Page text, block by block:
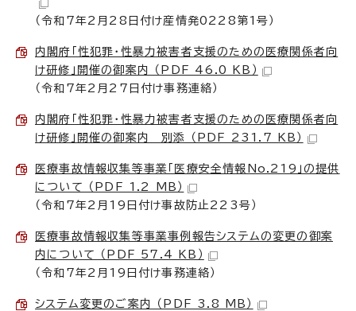
（令和7年2月28日付け産情発0228第1号）
内閣府「性犯罪・性暴力被害者支援のための医療関係者向
け研修」開催の御案内 （PDF 46.0 KB）
（令和7年2月27日付け事務連絡）
内閣府「性犯罪・性暴力被害者支援のための医療関係者向
け研修」開催の御案内 別添 （PDF 231.7 KB）
医療事故情報収集等事業「医療安全情報No.219」の提供
について （PDF 1.2 MB）
（令和7年2月19日付け事故防止223号）
医療事故情報収集等事業事例報告システムの変更の御案
内について （PDF 57.4 KB）
（令和7年2月19日付け事務連絡）
システム変更のご案内 （PDF 3.8 MB）